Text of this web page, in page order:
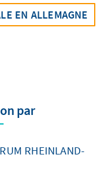
EN ALLEMAGNE
par
RHEINLAND-